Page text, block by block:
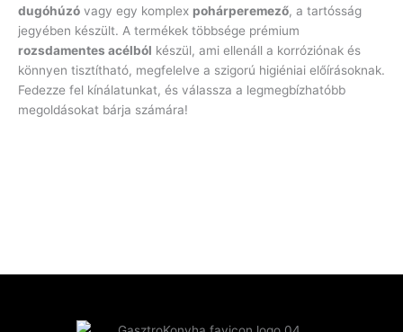
dugóhúzó vagy egy komplex pohárperemező, a tartósság
jegyében készült. A termékek többsége prémium
rozsdamentes acélból készül, ami ellenáll a korróziónak és
könnyen tisztítható, megfelelve a szigorú higiéniai előírásoknak.
Fedezze fel kínálatunkat, és válassza a legmegbízhatóbb
megoldásokat bárja számára!